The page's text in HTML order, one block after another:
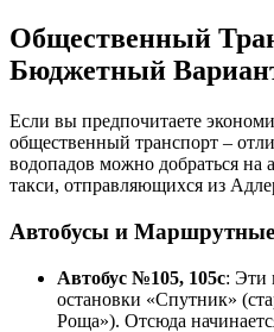
Общественный
Бюджетный
Если вы предпочитаете
общественный транспорт –
водопадов можно добраться на
такси, отправляющихся из
Автобусы и
Автобус №105, 105с: Эти
остановки «Спутник»
Роща»). Отсюда